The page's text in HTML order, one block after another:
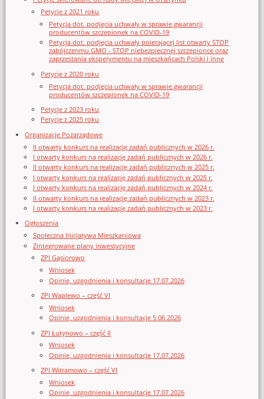
Petycje z 2021 roku
Petycja dot. podjęcia uchwały w sprawie gwarancji
producentów szczepionek na COVID-19
Petycja dot. podjęcia uchwały poierającej list otwarty STOP
zabójczenmu GMO - STOP niebezpiecznej szczepionce oraz
zaprzestania eksperymentu na mieszkańcach Polski i inne
Petycje z 2020 roku
Petycja dot. podjęcia uchwały w sprawie gwarancji
producentów szczepionek na COVID-19
Petycje z 2023 roku
Petycje z 2025 roku
Organizacje Pozarządowe
II otwarty konkurs na realizację zadań publicznych w 2026 r.
I otwarty konkurs na realizację zadań publicznych w 2026 r.
II otwarty konkurs na realizację zadań publicznych w 2025 r.
I otwarty konkurs na realizację zadań publicznych w 2025 r.
I otwarty konkurs na realizację zadań publicznych w 2024 r.
II otwarty konkurs na realizację zadań publicznych w 2023 r.
I otwarty konkurs na realizację zadań publicznych w 2023 r.
Ogłoszenia
Społeczna Inicjatywa Mieszkaniowa
Zintegrowane plany inwestycyjne
ZPI Gąsiorowo
Wniosek
Opinie, uzgodnienia i konsultacje 17.07.2026
ZPI Waplewo – część VI
Wniosek
Opinie, uzgodnienia i konsultacje 5.06.2026
ZPI Łutynowo – część II
Wniosek
Opinie, uzgodnienia i konsultacje 17.07.2026
ZPI Witramowo – część VI
Wniosek
Opinie, uzgodnienia i konsultacje 17.07.2026